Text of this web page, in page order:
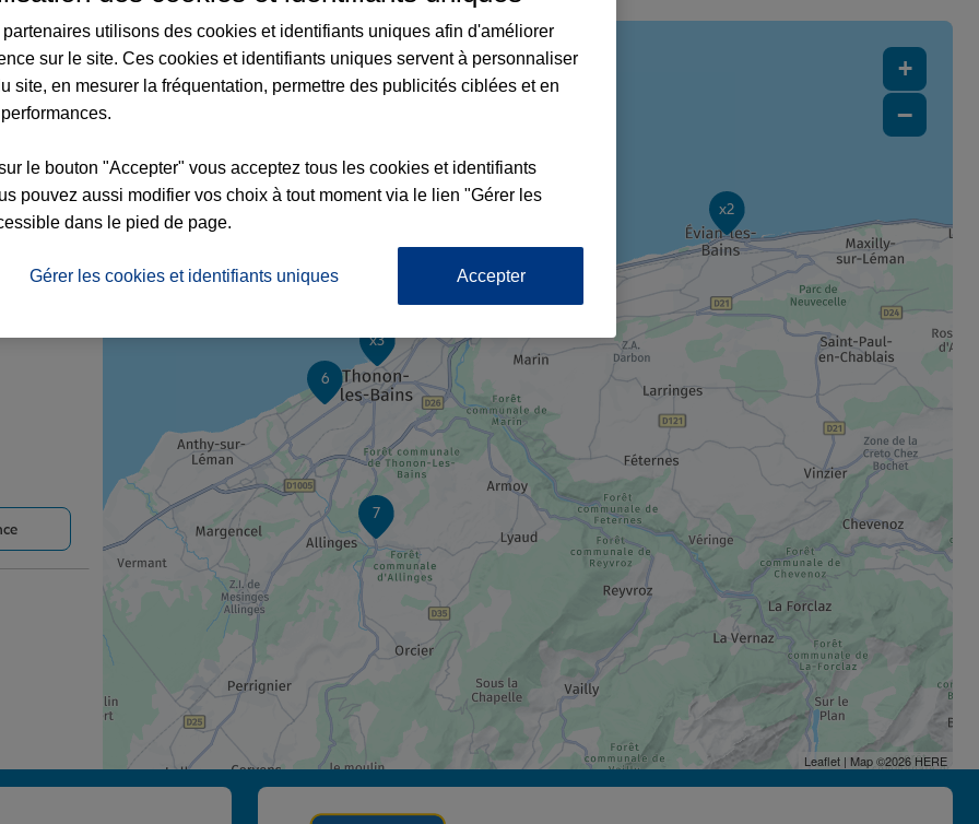
7
6
x3
x2
+
−
Leaflet| Map ©2026 HERE
partenaires utilisons des cookies et identifiants uniques afin d'améliorer
sur le site. Ces cookies et identifiants uniques servent à personnaliser
site, en mesurer la fréquentation, permettre des publicités ciblées et en
le bouton "Accepter" vous acceptez tous les cookies et identifiants
pouvez aussi modifier vos choix à tout moment via le lien "Gérer les
dans le pied de page.
Gérer les cookies et identifiants uniques Accepter